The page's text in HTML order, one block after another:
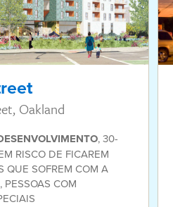
Oakland
,30-
RISCO DE FICAREM
QUE SOFREM COM A
, PESSOAS COM